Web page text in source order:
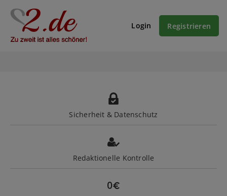
Login Registrieren
Sicherheit & Datenschutz
Redaktionelle Kontrolle